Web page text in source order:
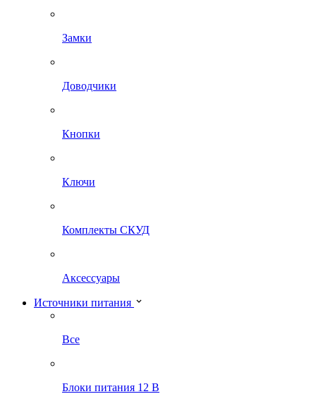
Замки
Доводчики
Кнопки
Ключи
Комплекты СКУД
Аксессуары
Источники питания
Все
Блоки питания 12 В